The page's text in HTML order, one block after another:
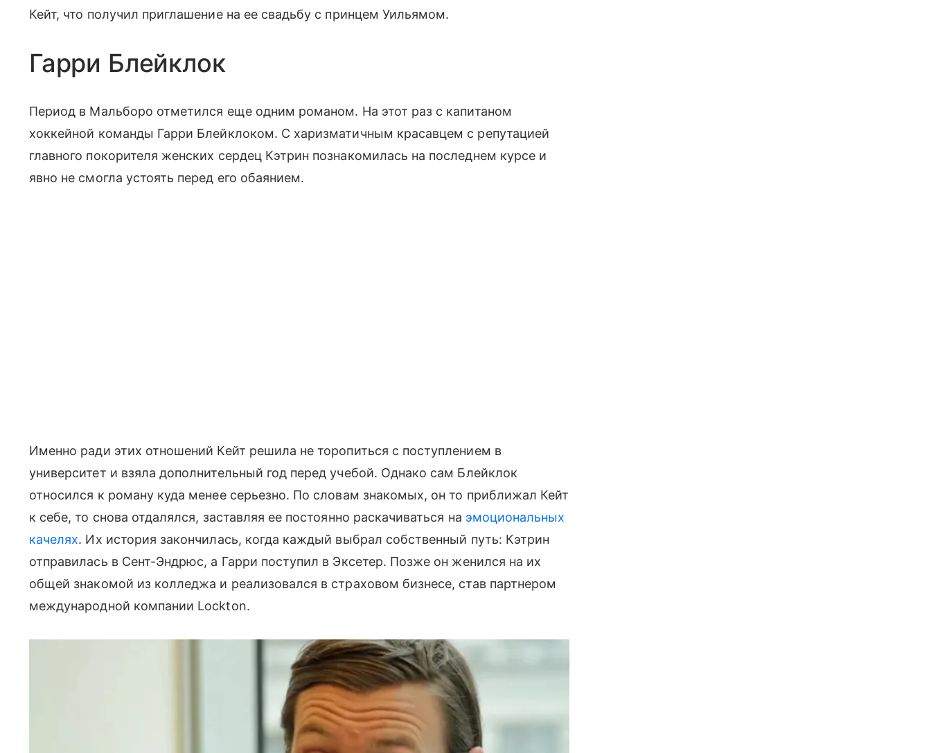
Кейт, что получил приглашение на ее свадьбу с принцем Уильямом.
Гарри Блейклок
Период в Мальборо отметился еще одним романом. На этот раз с капитаном
хоккейной команды Гарри Блейклоком. С харизматичным красавцем с репутацией
главного покорителя женских сердец Кэтрин познакомилась на последнем курсе и
явно не смогла устоять перед его обаянием.
Именно ради этих отношений Кейт решила не торопиться с поступлением в
университет и взяла дополнительный год перед учебой. Однако сам Блейклок
относился к роману куда менее серьезно. По словам знакомых, он то приближал Кейт
к себе, то снова отдалялcя, заставляя ее постоянно раскачиваться на эмоциональных
качелях. Их история закончилась, когда каждый выбрал собственный путь: Кэтрин
отправилась в Сент-Эндрюс, а Гарри поступил в Эксетер. Позже он женился на их
общей знакомой из колледжа и реализовался в страховом бизнесе, став партнером
международной компании Lockton.